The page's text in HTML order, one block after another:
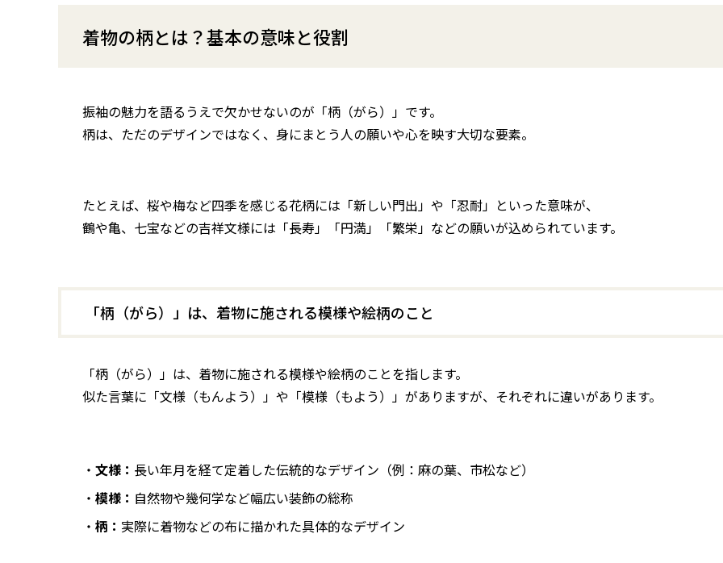
着物の柄とは？基本の意味と役割
振袖の魅力を語るうえで欠かせないのが「柄（がら）」です。
柄は、ただのデザインではなく、身にまとう人の願いや心を映す大切な要素。
たとえば、桜や梅など四季を感じる花柄には「新しい門出」や「忍耐」といった意味が、
鶴や亀、七宝などの吉祥文様には「長寿」「円満」「繁栄」などの願いが込められています。
「柄（がら）」は、着物に施される模様や絵柄のこと
「柄（がら）」は、着物に施される模様や絵柄のことを指します。
似た言葉に「文様（もんよう）」や「模様（もよう）」がありますが、それぞれに違いがあります。
・ 文様： 長い年月を経て定着した伝統的なデザイン（例：麻の葉、市松など）
・ 模様： 自然物や幾何学など幅広い装飾の総称
・ 柄： 実際に着物などの布に描かれた具体的なデザイン